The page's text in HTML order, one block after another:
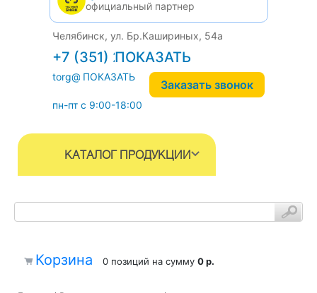
официальный партнер
Челябинск, ул. Бр.Кашириных, 54а
+7 (351) 242-04-09
torg@1cab.ru
Заказать звонок
пн-пт с 9:00-18:00
КАТАЛОГ ПРОДУКЦИИ
Корзина 0 позиций на сумму 0 р.